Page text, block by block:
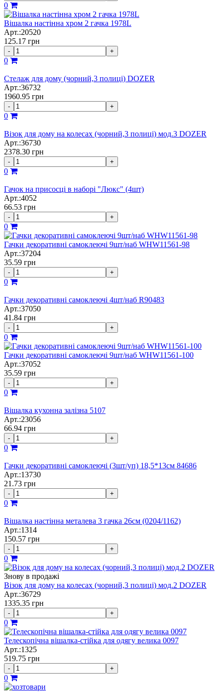
0
Вішалка настінна хром 2 гачка 1978L
Арт.:20520
125.17 грн
- +
0
Стелаж для дому (чорний,3 полиці) DOZER
Арт.:36732
1960.95 грн
- +
0
Візок для дому на колесах (чорний,3 полиці) мод.3 DOZER
Арт.:36730
2378.30 грн
- +
0
Гачок на присосці в наборі "Люкс" (4шт)
Арт.:4052
66.53 грн
- +
0
Гачки декоративні самоклеючі 9шт/наб WHW11561-98
Арт.:37204
35.59 грн
- +
0
Гачки декоративні самоклеючі 4шт/наб R90483
Арт.:37050
41.84 грн
- +
0
Гачки декоративні самоклеючі 9шт/наб WHW11561-100
Арт.:37052
35.59 грн
- +
0
Вішалка кухонна залізна 5107
Арт.:23056
66.94 грн
- +
0
Гачки декоративні самоклеючі (3шт/уп) 18,5*13см 84686
Арт.:13730
21.73 грн
- +
0
Вішалка настінна металева 3 гачка 26см (0204/1162)
Арт.:1314
150.57 грн
- +
0
Знову в продажі
Візок для дому на колесах (чорний,3 полиці) мод.2 DOZER
Арт.:36729
1335.35 грн
- +
0
Телескопічна вішалка-стійка для одягу велика 0097
Арт.:1325
519.75 грн
- +
0